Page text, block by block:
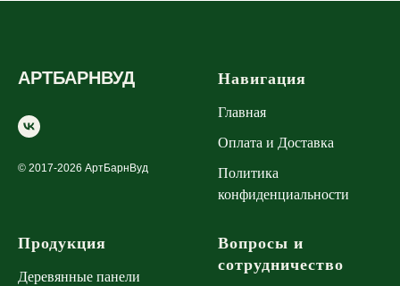
АРТБАРНВУД
© 2017-2026 АртБарнВуд
Навигация
Главная
Оплата и Доставка
Политика
конфиденциальности
Продукция
Деревянные панели
Вопросы и
сотрудничество